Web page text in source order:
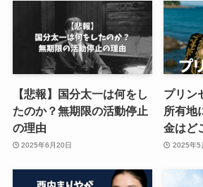
【悲報】国分太一は何をし
たのか？無期限の活動停止
の理由
2025年6月20日
プリン
所有地
金はど
2025年5